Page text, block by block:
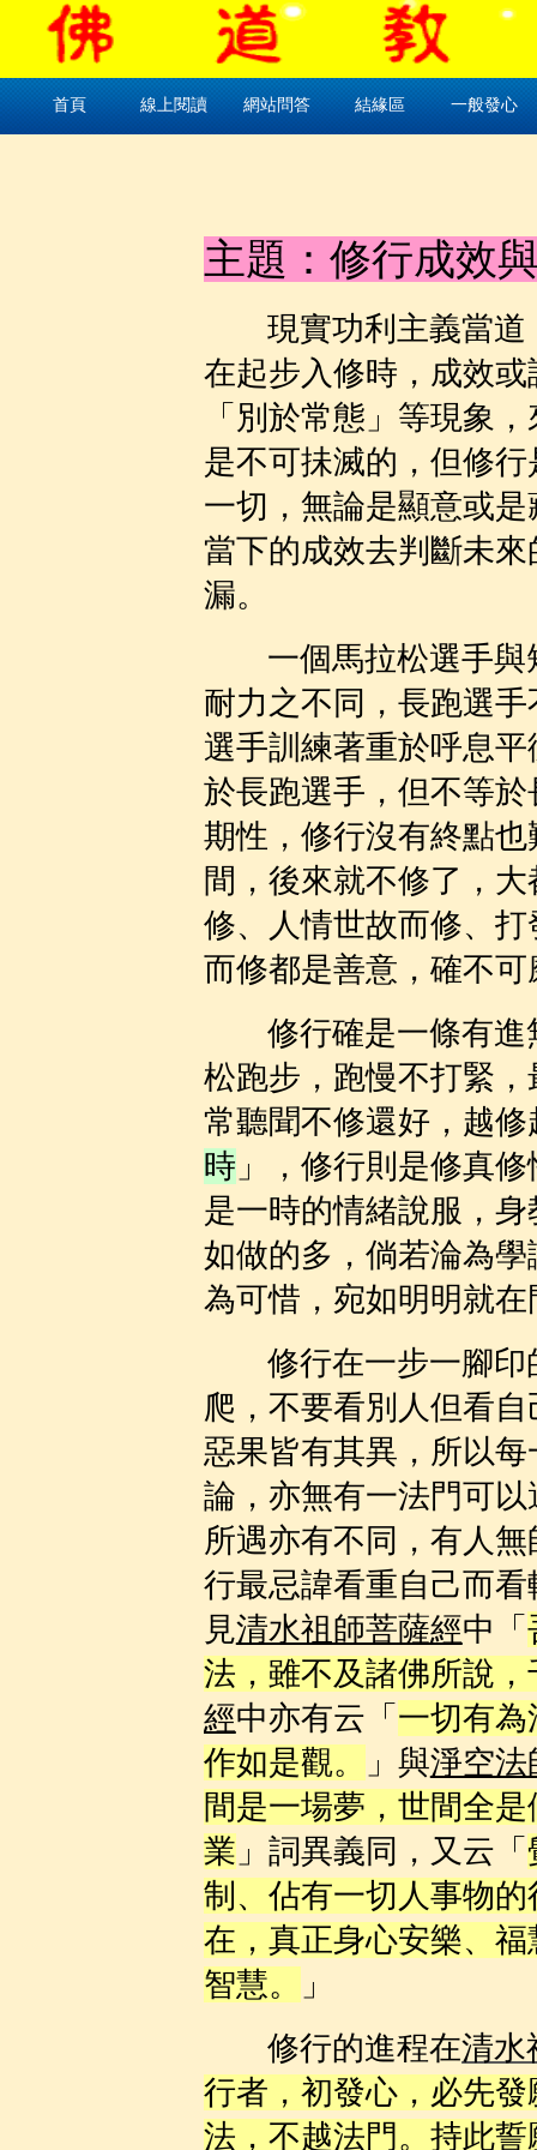
主題：修行成效
現實功利主義當
在起步入修時，成效
「別於常態」等現象
是不可抺滅的，但修
一切，無論是顯意或
當下的成效去判斷未
漏。
一個馬拉松選手
耐力之不同，長跑選
選手訓練著重於呼息
於長跑選手，但不等
期性，修行沒有終點
間，後來就不修了，
修、人情世故而修、
而修都是善意，確不可
修行確是一條有
松跑步，跑慢不打緊
常聽聞不修還好，越
時 」，修行則是修真
是一時的情緒說服，
如做的多，倘若淪為
為可惜，宛如明明就
修行在一步一腳
爬，不要看別人但看
惡果皆有其異，所以
論，亦無有一法門可
所遇亦有不同，有人
行最忌諱看重自己而
見清水祖師菩薩經中「
法，雖不及諸佛所說
經中亦有云「 一切有
作如是觀。
」與淨空法
間是一場夢，世間全
業 」詞異義同，又云「
制、佔有一切人事物
在，真正身心安樂、
智慧。
」
修行的進程在清水
行者，初發心，必先
法，不越法門。持此
首頁 線上閱讀 網站問答 結緣區 一般發心